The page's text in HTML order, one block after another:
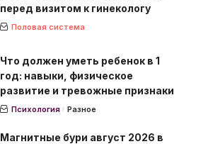
перед визитом к гинекологу
Половая система
Что должен уметь ребенок в 1
год: навыки, физическое
развитие и тревожные признаки
Психология Разное
Магнитные бури август 2026 в